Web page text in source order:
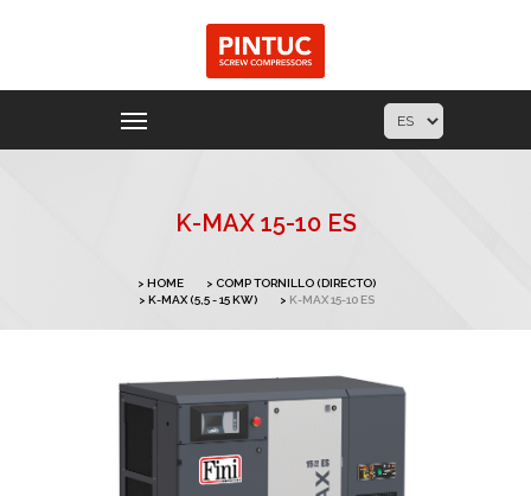
K-MAX 15-10 ES
HOME
COMP TORNILLO (DIRECTO)
K-MAX (5,5 - 15 KW)
K-MAX 15-10 ES